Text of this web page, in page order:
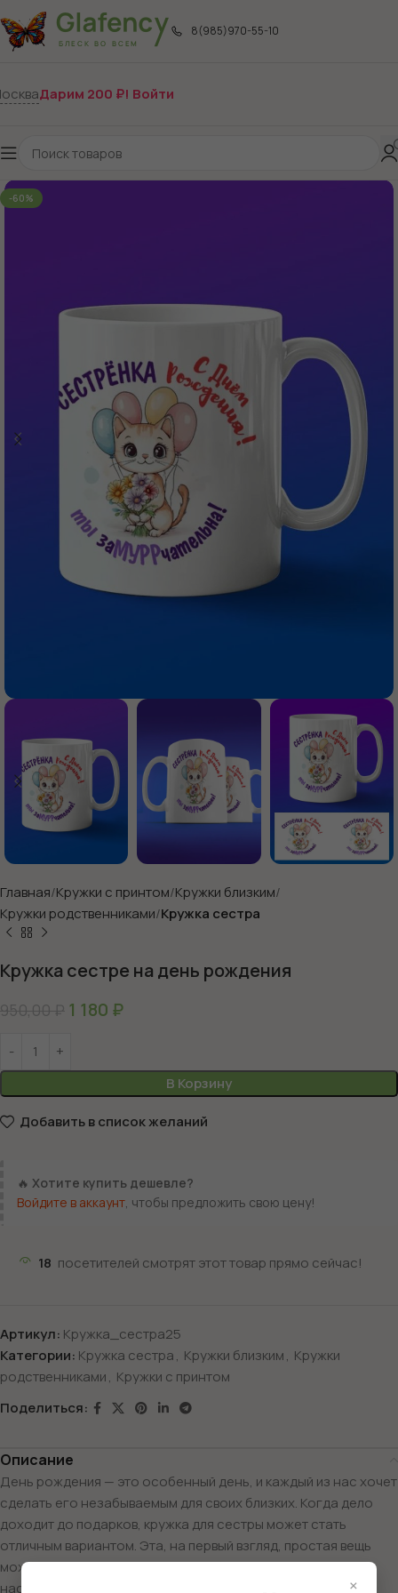
8(985)970-55-10
Дарим 200 ₽! Войти
-60%
Главная Кружки с принтом Кружки близким
Кружки родственниками Кружка сестра
Кружка сестре на день рождения
950,00₽ 1 180 ₽
В Корзину
Добавить в список желаний
🔥 Хотите купить дешевле?
Войдите в аккаунт , чтобы предложить свою цену!
18 посетителей смотрят этот товар прямо сейчас!
Артикул: Кружка_сестра25
Категории: Кружка сестра, Кружки близким, Кружки
родственниками, Кружки с принтом
Поделиться:
Описание
День рождения — это особенный день, и каждый из нас хочет
сделать его незабываемым для своих близких. Когда дело
доходит до подарков, кружка для сестры может стать
отличным вариантом. Эта, на первый взгляд, простая вещь
может выразить вашу любовь и заботу, а также поднять
настроение имениннице.
×